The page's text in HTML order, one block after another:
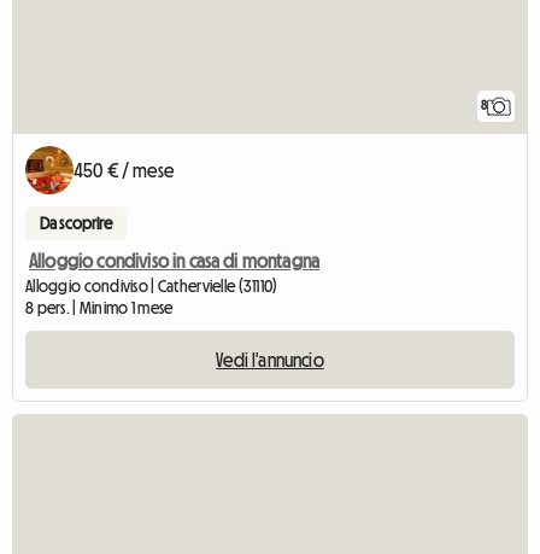
8
450 € / mese
Da scoprire
Alloggio condiviso in casa di montagna
Alloggio condiviso | Cathervielle (31110)
8 pers. | Minimo 1 mese
Vedi l'annuncio